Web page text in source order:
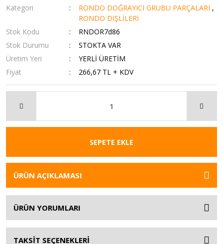
Kategori RONDO DOĞRAYICI GRUBU PARÇALARI ,
RONDO DİŞLİLERİ
Stok Kodu
RNDOR7d86
Stok Durumu
STOKTA VAR
Üretim Yeri
YERLİ ÜRETİM
Fiyat
266,67 TL + KDV
SEPETE EKLE
ÜRÜN AÇIKLAMASI
ÜRÜN YORUMLARI
TAKSİT SEÇENEKLERİ